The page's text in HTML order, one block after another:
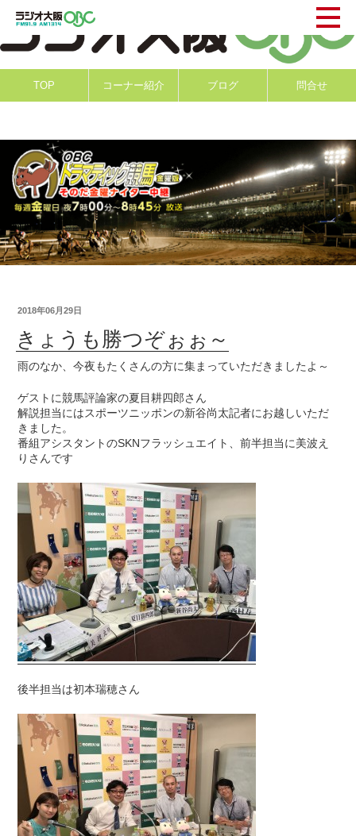
TOP コーナー紹介 ブログ 問合せ
2018年06月29日
きょうも勝つぞぉぉ～
雨のなか、今夜もたくさんの方に集まっていただきましたよ～
ゲストに競馬評論家の夏目耕四郎さん
解説担当にはスポーツニッポンの新谷尚太記者にお越しいただ
きました。
番組アシスタントのSKNフラッシュエイト、前半担当に美波え
りさんです
後半担当は初本瑞穂さん